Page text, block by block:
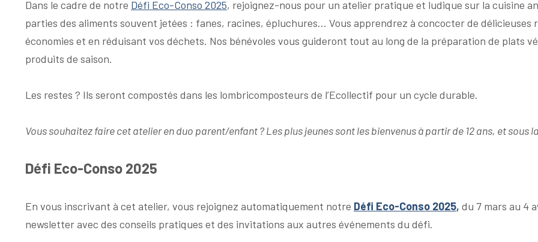
Dans le cadre de notre Défi Eco-Conso 2025, rejoignez-nous pour un atelier pratique et ludique sur la cuisine
parties des aliments souvent jetées : fanes, racines, épluchures… Vous apprendrez à concocter de
économies et en réduisant vos déchets. Nos bénévoles vous guideront tout au long de la préparation de plats
produits de saison.
Les restes ? Ils seront compostés dans les lombricomposteurs de l’Ecollectif pour un cycle durable.
Vous souhaitez faire cet atelier en duo parent/enfant ? Les plus jeunes sont les bienvenus à partir de 12 ans, et sous
Défi Eco-Conso 2025
En vous inscrivant à cet atelier, vous rejoignez automatiquement notre Défi Eco-Conso 2025, du 7 mars au 4
newsletter avec des conseils pratiques et des invitations aux autres événements du défi.